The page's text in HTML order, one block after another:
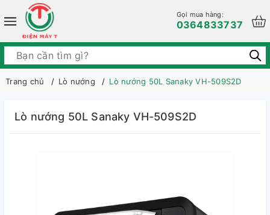
Gọi mua hàng:
0364833737
Trang chủ Lò nướng Lò nướng 50L Sanaky VH-509S2D
Lò nướng 50L Sanaky VH-509S2D